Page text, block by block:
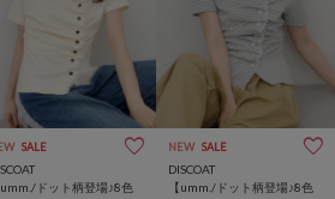
SALE
umm./ドット柄登場♪8色
NEW SALE
DISCOAT
【umm./ドット柄登場♪8色